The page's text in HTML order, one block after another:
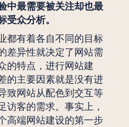
中最需要被关注却也最
受众分析。
都有着各自不同的目标
差异性就决定了网站需
的特点，进行网站建
的主要因素就是没有进
致网站从配色到交互等
访客的需求。事实上，
高端网站建设的第一步